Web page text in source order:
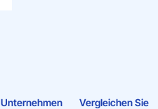
Unternehmen
Vergleichen Sie